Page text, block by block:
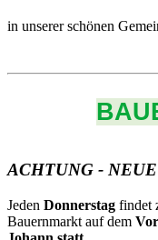
in unserer schönen
ACHTUNG -
Jeden Donnerstag findet
Bauernmarkt auf dem